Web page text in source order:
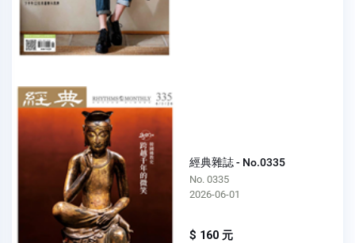
經典雜誌 - No.0335
No. 0335
2026-06-01
$ 160 元